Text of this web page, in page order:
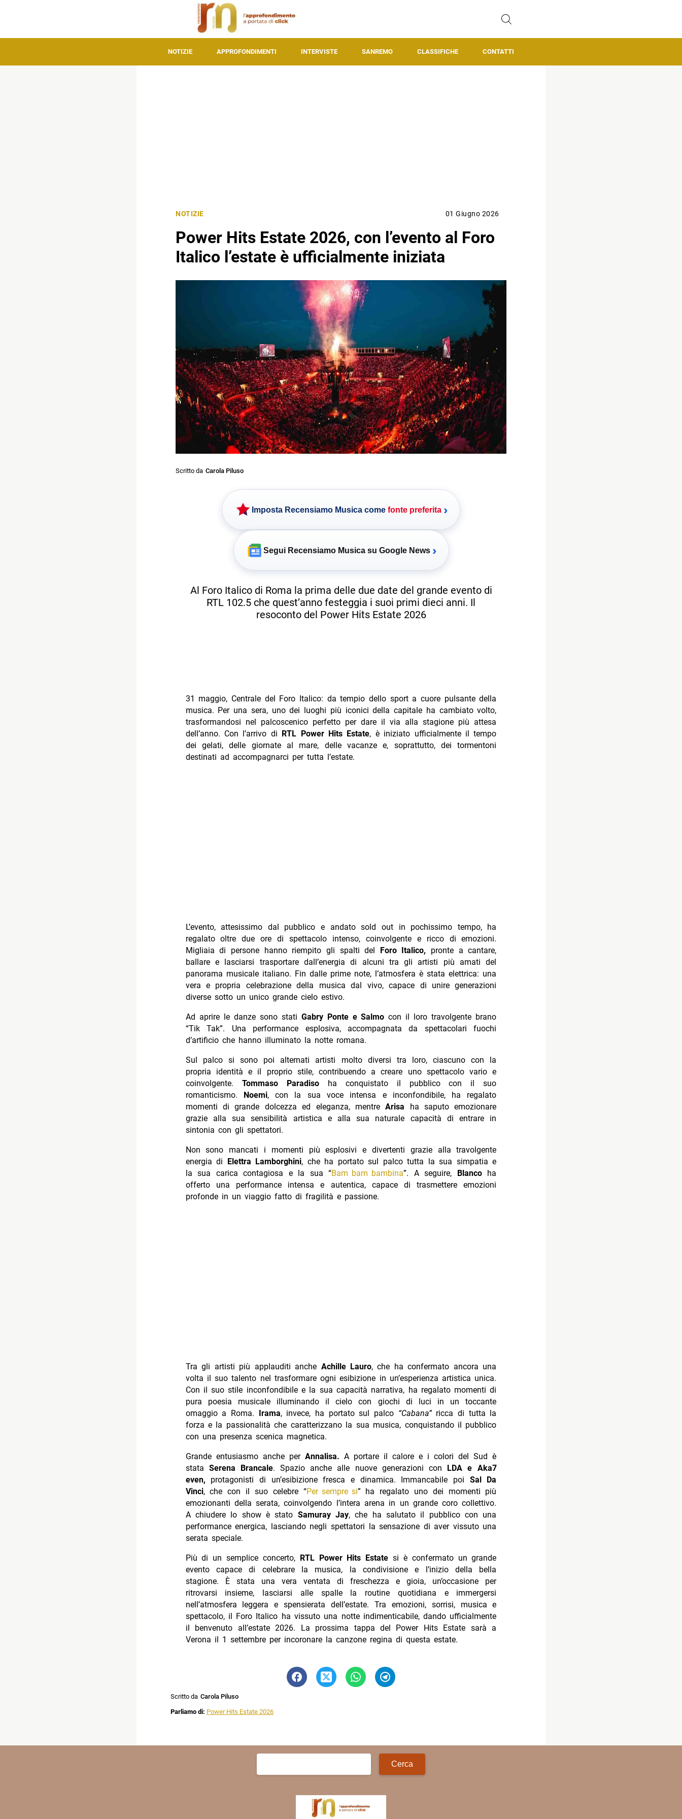
NOTIZIE APPROFONDIMENTI INTERVISTE SANREMO CLASSIFICHE CONTATTI
NOTIZIE 01 Giugno 2026
Power Hits Estate 2026, con l’evento al Foro
Italico l’estate è ufficialmente iniziata
Scritto da Carola Piluso
Imposta Recensiamo Musica come fonte preferita ›
Segui Recensiamo Musica su Google News ›
Al Foro Italico di Roma la prima delle due date del grande evento di
RTL 102.5 che quest’anno festeggia i suoi primi dieci anni. Il
resoconto del Power Hits Estate 2026
31 maggio, Centrale del Foro Italico: da tempio dello sport a cuore pulsante della
musica. Per una sera, uno dei luoghi più iconici della capitale ha cambiato volto,
trasformandosi nel palcoscenico perfetto per dare il via alla stagione più attesa
dell’anno. Con l’arrivo di
RTL Power Hits Estate, è iniziato ufficialmente il tempo
dei gelati, delle giornate al mare, delle vacanze e, soprattutto, dei tormentoni
destinati ad accompagnarci per tutta l’estate.
L’evento, attesissimo dal pubblico e andato sold out in pochissimo tempo, ha
regalato oltre due ore di spettacolo intenso, coinvolgente e ricco di emozioni.
Migliaia di persone hanno riempito gli spalti del
Foro Italico, pronte a cantare,
ballare e lasciarsi trasportare dall’energia di alcuni tra gli artisti più amati del
panorama musicale italiano. Fin dalle prime note, l’atmosfera è stata elettrica: una
vera e propria celebrazione della musica dal vivo, capace di unire generazioni
diverse sotto un unico grande cielo estivo.
Ad aprire le danze sono stati Gabry Ponte e Salmo con il loro travolgente brano
“Tik Tak”. Una performance esplosiva, accompagnata da spettacolari fuochi
d’artificio che hanno illuminato la notte romana.
Sul palco si sono poi alternati artisti molto diversi tra loro, ciascuno con la
propria identità e il proprio stile, contribuendo a creare uno spettacolo vario e
coinvolgente. Tommaso Paradisoha conquistato il pubblico con il suo
romanticismo.
Noemi, con la sua voce intensa e inconfondibile, ha regalato
momenti di grande dolcezza ed eleganza, mentreArisa ha saputo emozionare
grazie alla sua sensibilità artistica e alla sua naturale capacità di entrare in
sintonia con gli spettatori.
Non sono mancati i momenti più esplosivi e divertenti grazie alla travolgente
energia di
Elettra Lamborghini, che ha portato sul palco tutta la sua simpatia e
la sua carica contagiosa e la sua “Bam bam bambina”. A seguire, Blancoha
offerto una performance intensa e autentica, capace di trasmettere emozioni
profonde in un viaggio fatto di fragilità e passione.
Tra gli artisti più applauditi anche Achille Lauro, che ha confermato ancora una
volta il suo talento nel trasformare ogni esibizione in un’esperienza artistica unica.
Con il suo stile inconfondibile e la sua capacità narrativa, ha regalato momenti di
pura poesia musicale illuminando il cielo con giochi di luci in un toccante
omaggio a Roma.
Irama, invece, ha portato sul palco “Cabana”ricca di tutta la
forza e la passionalità che caratterizzano la sua musica, conquistando il pubblico
con una presenza scenica magnetica.
Grande entusiasmo anche per Annalisa. A portare il calore e i colori del Sud è
stata Serena Brancale. Spazio anche alle nuove generazioni con LDA e Aka7
even, protagonisti di un’esibizione fresca e dinamica. Immancabile poi Sal Da
Vinci, che con il suo celebre “Per sempre si” ha regalato uno dei momenti più
emozionanti della serata, coinvolgendo l’intera arena in un grande coro collettivo.
A chiudere lo show è stato Samuray Jay, che ha salutato il pubblico con una
performance energica, lasciando negli spettatori la sensazione di aver vissuto una
serata speciale.
Più di un semplice concerto, RTL Power Hits Estate si è confermato un grande
evento capace di celebrare la musica, la condivisione e l’inizio della bella
stagione. È stata una vera ventata di freschezza e gioia, un’occasione per
ritrovarsi insieme, lasciarsi alle spalle la routine quotidiana e immergersi
nell’atmosfera leggera e spensierata dell’estate. Tra emozioni, sorrisi, musica e
spettacolo, il Foro Italico ha vissuto una notte indimenticabile, dando ufficialmente
il benvenuto all’estate 2026. La prossima tappa del Power Hits Estate sarà a
Verona il 1 settembre per incoronare la canzone regina di questa estate.
Scritto da Carola Piluso
Parliamo di: Power Hits Estate 2026
Ricerca